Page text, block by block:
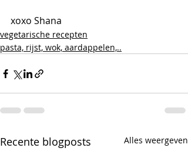
xoxo Shana
vegetarische recepten
pasta, rijst, wok, aardappelen,..
Recente blogposts Alles weergeven